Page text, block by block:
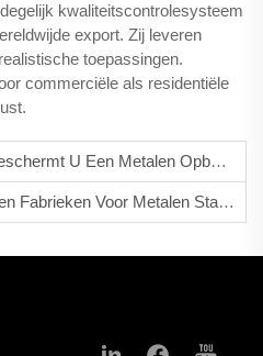
kwaliteitscontrolesysteem
export. Zij leveren
toepassingen.
commerciële als residentiële
U Een Metalen Opbergkast Tegen Roest?
Voor Metalen Stalen Kluisjes Voor Werknemers?